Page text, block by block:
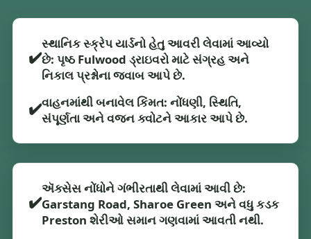
✔️
સ્થાનિક સ્ક્રેપ યાર્ડનો હેતુ આવરી લેવામાં આવ્યો
છે: પૃષ્ઠ Fulwood ડ્રાઇવરો માટે સંગ્રહ અને
નિકાલ પ્રશ્નોના જવાબ આપે છે.
✔️વાહનમાંથી બનાવેલ કિંમત: નોંધણી, સ્થિતિ,
સંપૂર્ણતા અને વજન ક્વોટને આકાર આપે છે.
✔️
ઍક્સેસ નોંધોને ગંભીરતાથી લેવામાં આવી છે:
Garstang Road, Sharoe Green અને વધુ કડક
Preston શેરીઓ સમાન ગણવામાં આવતી નથી.